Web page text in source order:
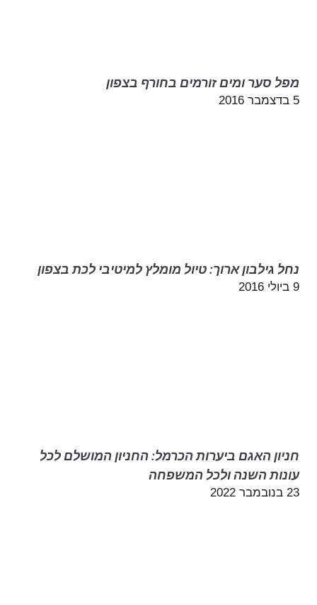
מפל סער ומים זורמים בחורף בצפון
5 בדצמבר 2016
נחל גילבון ארוך: טיול מומלץ למיטיבי לכת בצפון
9 ביולי 2016
חניון האגם ביערות הכרמל: החניון המושלם לכל
עונות השנה ולכל המשפחה
23 בנובמבר 2022